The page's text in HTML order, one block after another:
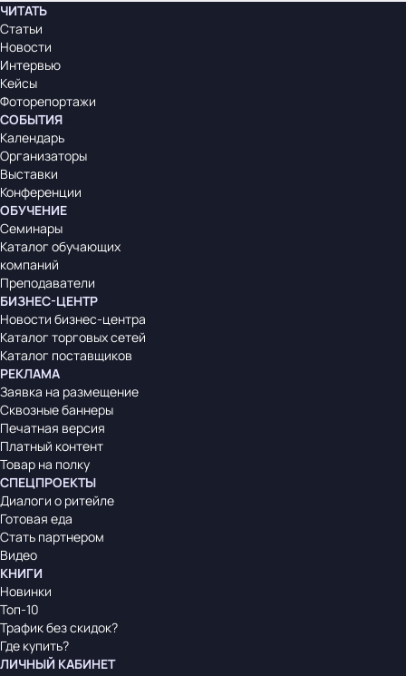
ЧИТАТЬ
Статьи
Новости
Интервью
Кейсы
Фоторепортажи
СОБЫТИЯ
Календарь
Организаторы
Выставки
Конференции
ОБУЧЕНИЕ
Семинары
Каталог обучающих
компаний
Преподаватели
БИЗНЕС-ЦЕНТР
Новости бизнес-центра
Каталог торговых сетей
Каталог поставщиков
РЕКЛАМА
Заявка на размещение
Сквозные баннеры
Печатная версия
Платный контент
Товар на полку
СПЕЦПРОЕКТЫ
Диалоги о ритейле
Готовая еда
Стать партнером
Видео
КНИГИ
Новинки
Топ-10
Трафик без скидок?
Где купить?
ЛИЧНЫЙ КАБИНЕТ